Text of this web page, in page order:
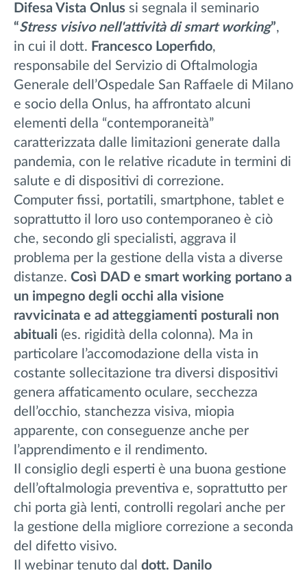
Difesa Vista Onlus si segnala il seminario
“Stress visivo nell'attività di smart working”,
in cui il dott. Francesco Loperfido,
responsabile del Servizio di Oftalmologia
Generale dell’Ospedale San Raffaele di Milano
e socio della Onlus, ha affrontato alcuni
elementi della “contemporaneità”
caratterizzata dalle limitazioni generate dalla
pandemia, con le relative ricadute in termini di
salute e di dispositivi di correzione.
Computer fissi, portatili, smartphone, tablet e
soprattutto il loro uso contemporaneo è ciò
che, secondo gli specialisti, aggrava il
problema per la gestione della vista a diverse
distanze. Così DAD e smart working portano a
un impegno degli occhi alla visione
ravvicinata e ad atteggiamenti posturali non
abituali (es. rigidità della colonna). Ma in
particolare l’accomodazione della vista in
costante sollecitazione tra diversi dispositivi
genera affaticamento oculare, secchezza
dell’occhio, stanchezza visiva, miopia
apparente, con conseguenze anche per
l’apprendimento e il rendimento.
Il consiglio degli esperti è una buona gestione
dell’oftalmologia preventiva e, soprattutto per
chi porta già lenti, controlli regolari anche per
la gestione della migliore correzione a seconda
del difetto visivo.
Il webinar tenuto dal dott. Danilo